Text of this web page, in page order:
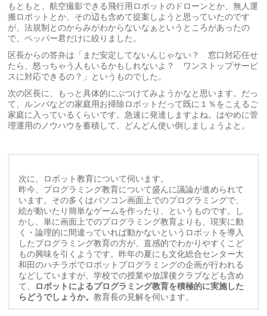
もともと、航空撮影できる飛行用ロボットのドローンとか、無人運
搬ロボットとか、その辺も含めて提案しようと思っていたのです
が、法規制とのからみがわからないなぁというところがあったの
で、ペッパー君だけに絞りました。
区長からの答弁は「まだ安定してないんじゃない？ 窓口対応任せ
たら、怒っちゃう人もいるかもしれないよ？ ワンストップサービ
スに対応できるの？」というものでした。
次の区長に、もっと具体的にぶつけてみようかなと思います。だっ
て、ルンバなどの家庭用お掃除ロボットだって既に１％をこえるご
家庭に入っているくらいです。急速に発達しますよね。はやめに管
理運用のノウハウを蓄積して、どんどん使い倒しましょうよと。
次に、ロボット教育について伺います。
昨今、プログラミング教育について盛んに議論が進められて
います。その多くはパソコン画面上でのプログラミングで、
絵が動いたり簡単なゲームを作ったり、というものです。し
かし、単に画面上でのプログラミング教育よりも、現実に動
く・論理的に間違っていれば動かないというロボットを導入
したプログラミング教育の方が、直感的でわかりやすくこど
もの興味を引くようです。昨年の夏にも文化総合センター大
和田のハチラボでロボットプログラミングの企画が行われる
などしていますが、学校での授業や放課後クラブなども含め
て、 ロボットによるプログラミング教育を積極的に実施した
らどうでしょうか。教育長の見解を伺います。